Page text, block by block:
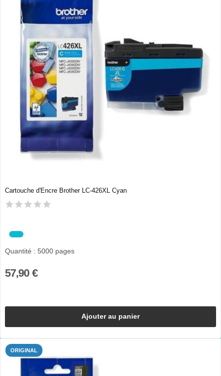
Cartouche d'Encre Brother LC-426XL Cyan
Quantité : 5000 pages
57,90 €
Ajouter au panier
ORIGINAL